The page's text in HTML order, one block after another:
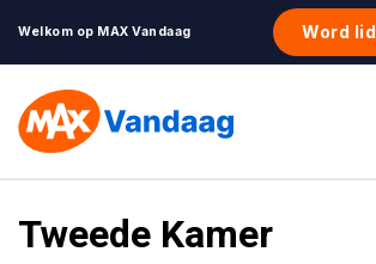
Welkom op MAX Vandaag Word lid
Tweede Kamer